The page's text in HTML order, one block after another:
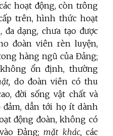
hoạt động, còn trông
trên, hình thức hoạt
dạng, chưa tạo được
đoàn viên rèn luyện,
hàng ngũ của Đảng;
ổn định, thường
do đoàn viên có thu
đời sống vật chất và
dẫn tới họ ít dành
động đoàn, không có
Đảng; mặt khác,các